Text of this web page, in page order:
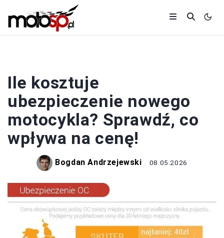
Ile kosztuje
ubezpieczenie nowego
motocykla? Sprawdź, co
wpływa na cenę!
Bogdan Andrzejewski 08.05.2026